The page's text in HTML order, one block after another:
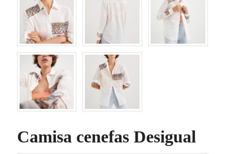
Camisa cenefas Desigual